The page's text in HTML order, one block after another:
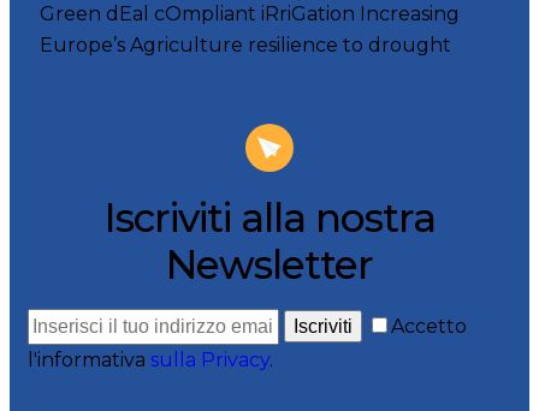
Green dEal cOmpliant iRriGation Increasing
Europe’s Agriculture resilience to drought
Iscriviti alla nostra
Newsletter
Iscriviti
Accetto
l'informativa sulla Privacy.